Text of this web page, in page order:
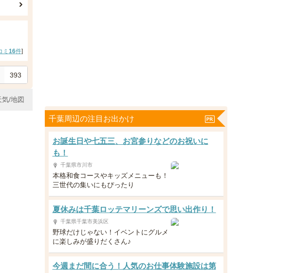
ミ 16件]
393
気/地図
千葉周辺の注目お出かけ
お誕生日や七五三、お宮参りなどのお祝いに
も！
千葉県市川市
本格和食コースやキッズメニューも！
三世代の集いにもぴったり
夏休みは千葉ロッテマリーンズで思い出作り！
千葉県千葉市美浜区
野球だけじゃない！イベントにグルメ
に楽しみが盛りだくさん♪
今週まだ間に合う！人気のお仕事体験施設は第